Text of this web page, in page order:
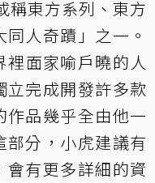
稱東方系列、東方
人奇蹟」之一。
裡面家喻戶曉的人
立完成開發許多款
作品幾乎全由他一
分，小虎建議有
有更多詳細的資